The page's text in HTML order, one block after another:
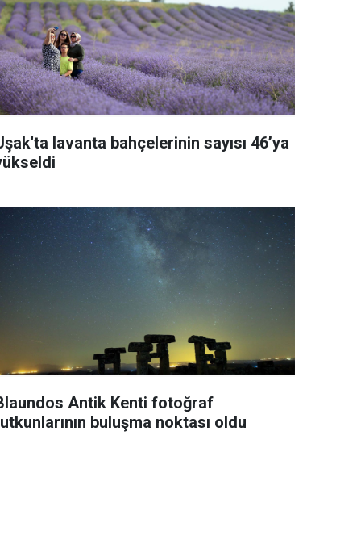
lavanta bahçelerinin sayısı 46’ya
Antik Kenti fotoğraf
buluşma noktası oldu